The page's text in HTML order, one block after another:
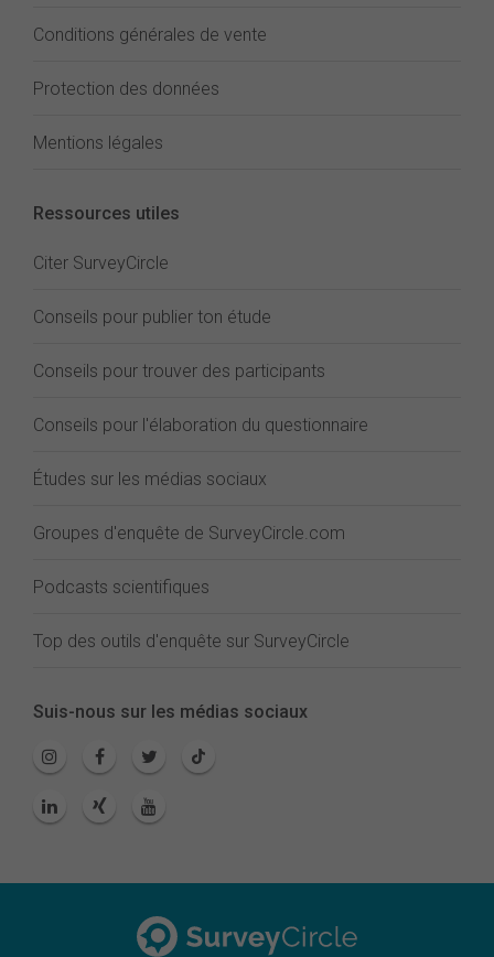
Conditions générales de vente
Protection des données
Mentions légales
Ressources utiles
Citer SurveyCircle
Conseils pour publier ton étude
Conseils pour trouver des participants
Conseils pour l'élaboration du questionnaire
Études sur les médias sociaux
Groupes d'enquête de SurveyCircle.com
Podcasts scientifiques
Top des outils d'enquête sur SurveyCircle
Suis-nous sur les médias sociaux